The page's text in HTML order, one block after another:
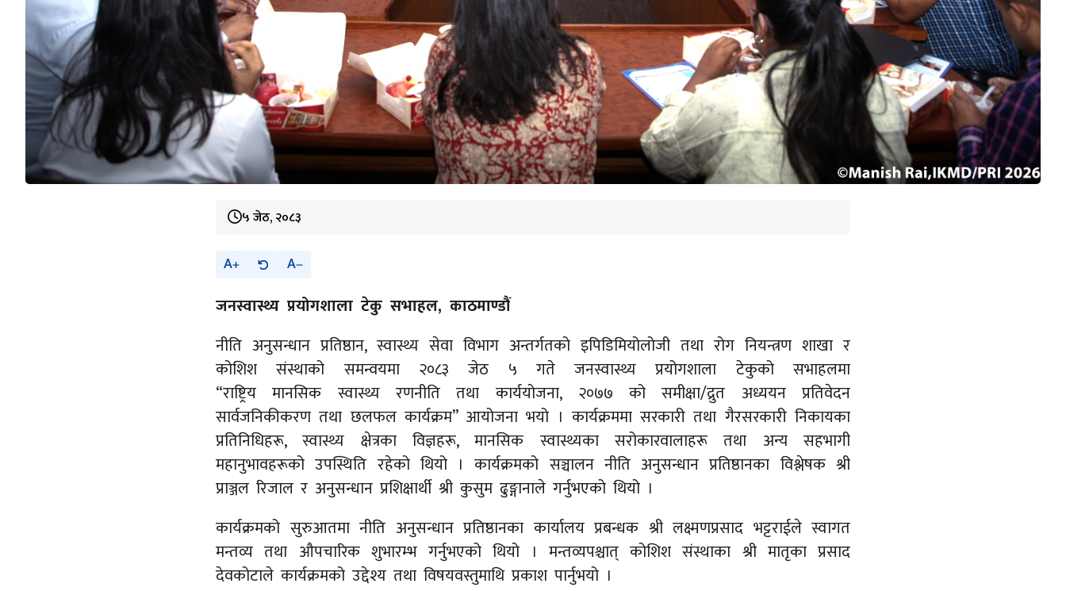
५ जेठ, २०८३
A A
जनस्वास्थ्य प्रयोगशाला टेकु सभाहल, काठमाण्डौं
नीति अनुसन्धान प्रतिष्ठान, स्वास्थ्य सेवा विभाग अन्तर्गतको इपिडिमियोलोजी तथा रोग नियन्त्रण शाखा र
कोशिश संस्थाको समन्वयमा २०८३ जेठ ५ गते जनस्वास्थ्य प्रयोगशाला टेकुको सभाहलमा
“राष्ट्रिय मानसिक स्वास्थ्य रणनीति तथा कार्ययोजना, २०७७ को समीक्षा/द्रुत अध्ययन प्रतिवेदन
सार्वजनिकीकरण तथा छलफल कार्यक्रम” आयोजना भयो । कार्यक्रममा सरकारी तथा गैरसरकारी निकायका
प्रतिनिधिहरू, स्वास्थ्य क्षेत्रका विज्ञहरू, मानसिक स्वास्थ्यका सरोकारवालाहरू तथा अन्य सहभागी
महानुभावहरूको उपस्थिति रहेको थियो । कार्यक्रमको सञ्चालन नीति अनुसन्धान प्रतिष्ठानका विश्लेषक श्री
प्राञ्जल रिजाल र अनुसन्धान प्रशिक्षार्थी श्री कुसुम ढुङ्गानाले गर्नुभएको थियो ।
कार्यक्रमको सुरुआतमा नीति अनुसन्धान प्रतिष्ठानका कार्यालय प्रबन्धक श्री लक्ष्मणप्रसाद भट्टराईले स्वागत
मन्तव्य तथा औपचारिक शुभारम्भ गर्नुभएको थियो । मन्तव्यपश्चात् कोशिश संस्थाका श्री मातृका प्रसाद
देवकोटाले कार्यक्रमको उद्देश्य तथा विषयवस्तुमाथि प्रकाश पार्नुभयो ।